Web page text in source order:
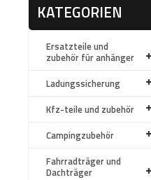
KATEGORIEN
Ersatzteile und
zubehör für anhänger
Ladungssicherung
Kfz-teile und zubehör
Campingzubehör
Fahrradträger und
Dachträger